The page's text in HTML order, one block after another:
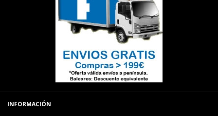
INFORMACIÓN